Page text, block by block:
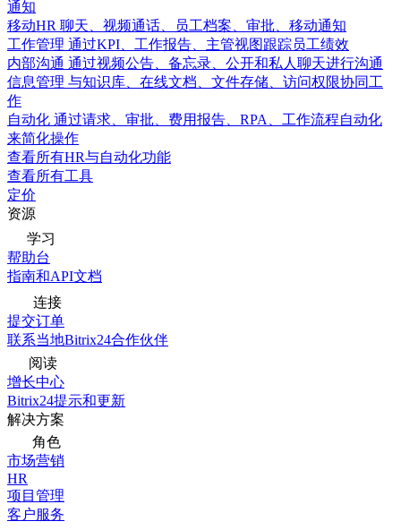
通知
移动HR 聊天、视频通话、员工档案、审批、移动通知
工作管理 通过KPI、工作报告、主管视图跟踪员工绩效
内部沟通 通过视频公告、备忘录、公开和私人聊天进行沟通
信息管理 与知识库、在线文档、文件存储、访问权限协同工
作
自动化 通过请求、审批、费用报告、RPA、工作流程自动化
来简化操作
查看所有HR与自动化功能
查看所有工具
定价
资源
学习
帮助台
指南和API文档
连接
提交订单
联系当地Bitrix24合作伙伴
阅读
增长中心
Bitrix24提示和更新
解决方案
角色
市场营销
HR
项目管理
客户服务